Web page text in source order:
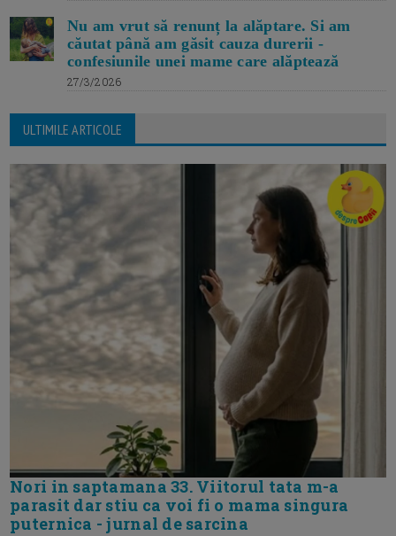
Nu am vrut să renunț la alăptare. Si am
căutat până am găsit cauza durerii -
confesiunile unei mame care alăptează
27/3/2026
ULTIMILE ARTICOLE
Nori in saptamana 33. Viitorul tata m-a
parasit dar stiu ca voi fi o mama singura
puternica - jurnal de sarcina